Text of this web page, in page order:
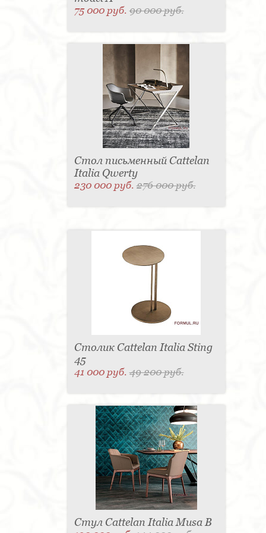
75 000 руб.90 000 руб.
Стол письменный Cattelan
Italia Qwerty
230 000 руб.276 000 руб.
Столик Cattelan Italia Sting
45
41 000 руб.49 200 руб.
Стул Cattelan Italia Musa B